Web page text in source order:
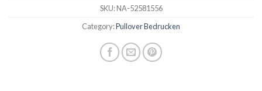
SKU:NA-52581556
Category:Pullover Bedrucken